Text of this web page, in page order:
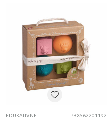
PBX562201192